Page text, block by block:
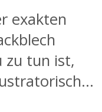
exakten
zu tun ist,